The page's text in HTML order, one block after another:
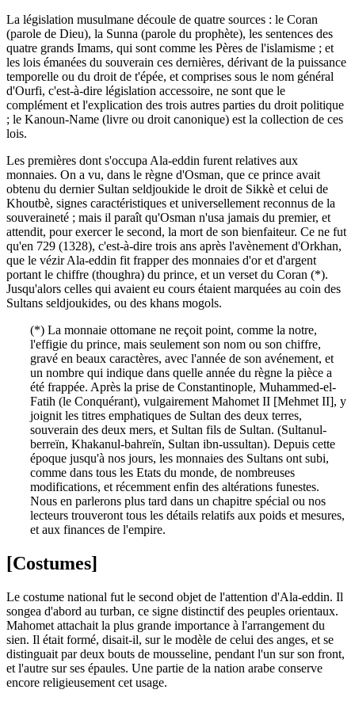
La législation musulmane découle de quatre sources : le Coran
(parole de Dieu), la Sunna (parole du prophète), les sentences des
quatre grands Imams, qui sont comme les Pères de l'islamisme ; et
les lois émanées du souverain ces dernières, dérivant de la puissance
temporelle ou du droit de t'épée, et comprises sous le nom général
d'Ourfi, c'est-à-dire législation accessoire, ne sont que le
complément et l'explication des trois autres parties du droit politique
; le Kanoun-Name (livre ou droit canonique) est la collection de ces
lois.
Les premières dont s'occupa Ala-eddin furent relatives aux
monnaies. On a vu, dans le règne d'Osman, que ce prince avait
obtenu du dernier Sultan seldjoukide le droit de Sikkè et celui de
Khoutbè, signes caractéristiques et universellement reconnus de la
souveraineté ; mais il paraît qu'Osman n'usa jamais du premier, et
attendit, pour exercer le second, la mort de son bienfaiteur. Ce ne fut
qu'en 729 (1328), c'est-à-dire trois ans après l'avènement d'Orkhan,
que le vézir Ala-eddin fit frapper des monnaies d'or et d'argent
portant le chiffre (thoughra) du prince, et un verset du Coran (*).
Jusqu'alors celles qui avaient eu cours étaient marquées au coin des
Sultans seldjoukides, ou des khans mogols.
(*) La monnaie ottomane ne reçoit point, comme la notre,
l'effigie du prince, mais seulement son nom ou son chiffre,
gravé en beaux caractères, avec l'année de son avénement, et
un nombre qui indique dans quelle année du règne la pièce a
été frappée. Après la prise de Constantinople, Muhammed-el-
Fatih (le Conquérant), vulgairement Mahomet II [Mehmet II], y
joignit les titres emphatiques de Sultan des deux terres,
souverain des deux mers, et Sultan fils de Sultan. (Sultanul-
berreïn, Khakanul-bahreïn, Sultan ibn-ussultan). Depuis cette
époque jusqu'à nos jours, les monnaies des Sultans ont subi,
comme dans tous les Etats du monde, de nombreuses
modifications, et récemment enfin des altérations funestes.
Nous en parlerons plus tard dans un chapitre spécial ou nos
lecteurs trouveront tous les détails relatifs aux poids et mesures,
et aux finances de l'empire.
[Costumes]
Le costume national fut le second objet de l'attention d'Ala-eddin. Il
songea d'abord au turban, ce signe distinctif des peuples orientaux.
Mahomet attachait la plus grande importance à l'arrangement du
sien. Il était formé, disait-il, sur le modèle de celui des anges, et se
distinguait par deux bouts de mousseline, pendant l'un sur son front,
et l'autre sur ses épaules. Une partie de la nation arabe conserve
encore religieusement cet usage.